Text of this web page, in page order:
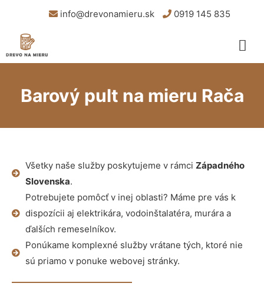
info@drevonamieru.sk 0919 145 835
Barový pult na mieru Rača
Všetky naše služby poskytujeme v rámci Západného
Slovenska.
Potrebujete pomôcť v inej oblasti? Máme pre vás k
dispozícii aj elektrikára, vodoinštalatéra, murára a
ďalších remeselníkov.
Ponúkame komplexné služby vrátane tých, ktoré nie
sú priamo v ponuke webovej stránky.